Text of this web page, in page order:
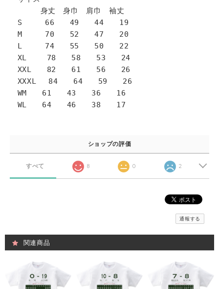
身丈 身巾 肩巾 袖丈
S 66 49 44 19
M 70 52 47 20
L 74 55 50 22
XL 78 58 53 24
XXL 82 61 56 26
XXXL 84 64 59 26
WM 61 43 36 16
WL 64 46 38 17
ショップの評価
すべて 8 0 2
通報する
関連商品